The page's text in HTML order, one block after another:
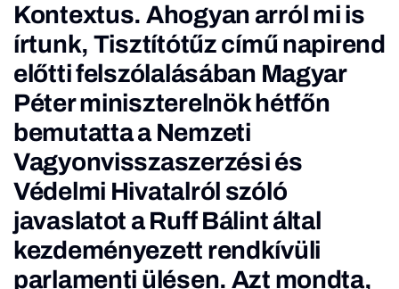
Kontextus. Ahogyan arrólmi is
írtunk, Tisztítótűz című napirend
előtti felszólalásában Magyar
Péter miniszterelnök hétfőn
bemutattaa Nemzeti
Vagyonvisszaszerzési és
Védelmi Hivatalról szóló
javaslatot a Ruff Bálint által
kezdeményezett rendkívüli
parlamenti ülésen. Azt mondta,